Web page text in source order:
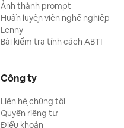
Ảnh thành prompt
Huấn luyện viên nghề nghiệp
Lenny
Bài kiểm tra tính cách ABTI
Công ty
Liên hệ chúng tôi
Quyền riêng tư
Điều khoản